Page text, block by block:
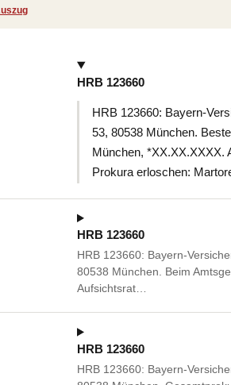
HRB 123660
HRB 123660: Bayern-
53, 80538 München.
München, *XX.XX.XXXX.
Prokura erloschen:
HRB 123660
HRB 123660: Bayern-
80538 München. Beim
Aufsichtsrat…
HRB 123660
HRB 123660: Bayern-